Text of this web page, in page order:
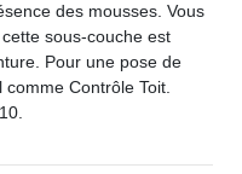
des mousses. Vous
sous-couche est
Pour une pose de
Contrôle Toit.